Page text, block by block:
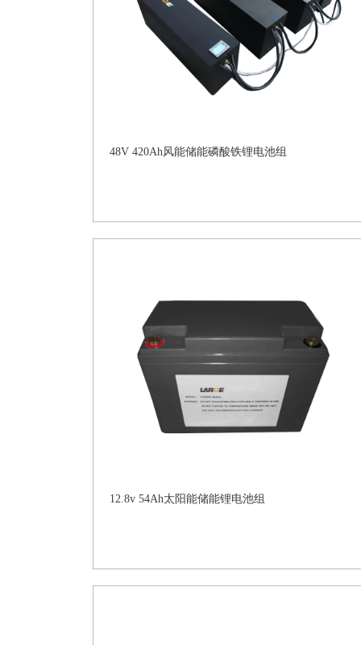
48V 420Ah风能储能磷酸铁锂电池组
12.8v 54Ah太阳能储能锂电池组